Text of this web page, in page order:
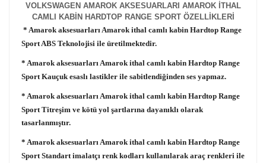
VOLKSWAGEN AMAROK AKSESUARLARI AMAROK İTHAL
CAMLI KABİN HARDTOP RANGE SPORT ÖZELLİKLERİ
* Amarok aksesuarları Amarok ithal camlı kabin Hardtop Range
Sport ABS Teknolojisi ile üretilmektedir.
* Amarok aksesuarları Amarok ithal camlı kabin Hardtop Range
Sport Kauçuk esaslı lastikler ile sabitlendiğinden ses yapmaz.
* Amarok aksesuarları Amarok ithal camlı kabin Hardtop Range
Sport Titreşim ve kötü yol şartlarına dayanıklı olarak
tasarlanmıştır.
* Amarok aksesuarları Amarok ithal camlı kabin Hardtop Range
Sport Standart imalatçı renk kodları kullanılarak araç renkleri ile